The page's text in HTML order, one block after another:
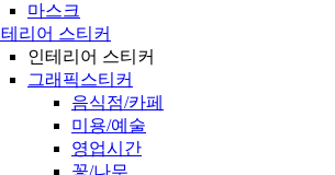
마스크
리어 스티커
인테리어 스티커
그래픽스티커
음식점/카페
미용/예술
영업시간